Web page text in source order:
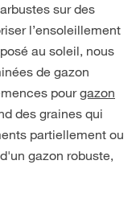
sur des
l’ensoleillement
au soleil, nous
de gazon
pourgazon
des graines qui
partiellement ou
gazon robuste,